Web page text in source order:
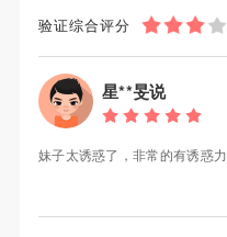
验证综合评分
星**旻说
妹子太诱惑了，非常的有诱惑力